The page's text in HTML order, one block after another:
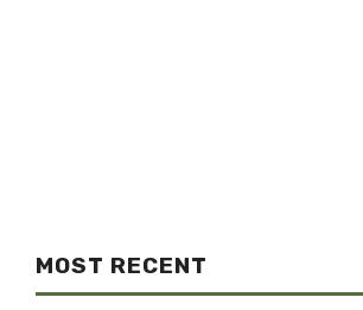
MOST RECENT